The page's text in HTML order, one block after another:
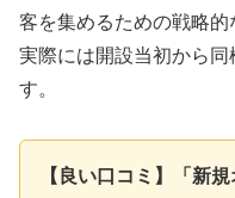
客を集めるための戦略的
実際には開設当初から
す。
【良い口コミ】「新